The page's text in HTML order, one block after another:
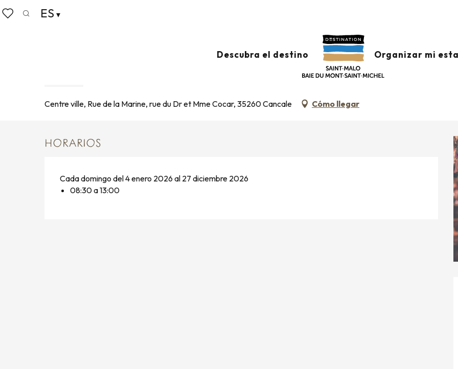
Aller
au
ES
Descubra el destino Organizar mi
Home
Centre ville, Rue de la Marine, rue du Dr et Mme Cocar, 35260 Cancale Cómo llegar
HORARIOS
Cada domingo del 4 enero 2026 al 27 diciembre 2026
08:30 a 13:00